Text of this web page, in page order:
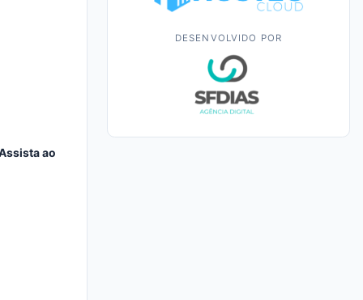
ao
DESENVOLVIDO POR